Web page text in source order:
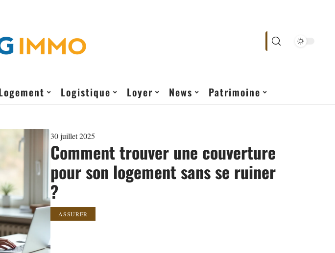
Logistique Loyer News Patrimoine
30 juillet 2025
Comment trouver une couverture
pour son logement sans se ruiner
?
ASSURER